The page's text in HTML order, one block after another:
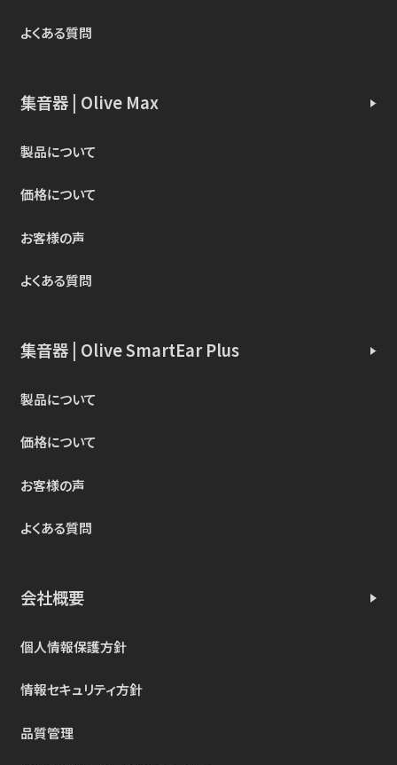
よくある質問
集音器 | Olive Max
製品について
価格について
お客様の声
よくある質問
集音器 | Olive SmartEar Plus
製品について
価格について
お客様の声
よくある質問
会社概要
個人情報保護方針
情報セキュリティ方針
品質管理